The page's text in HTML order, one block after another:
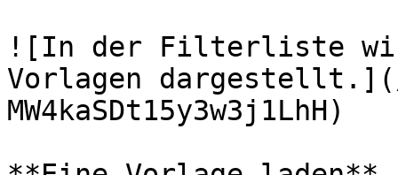
![In der Filterliste
Vorlagen
MW4kaSDt15y3w3j1LhH)